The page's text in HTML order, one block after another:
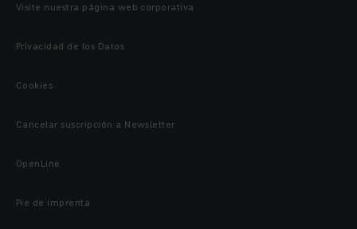
Visite nuestra página web corporativa
Privacidad de los Datos
Cookies
Cancelar suscripción a Newsletter
OpenLine
Pie de imprenta